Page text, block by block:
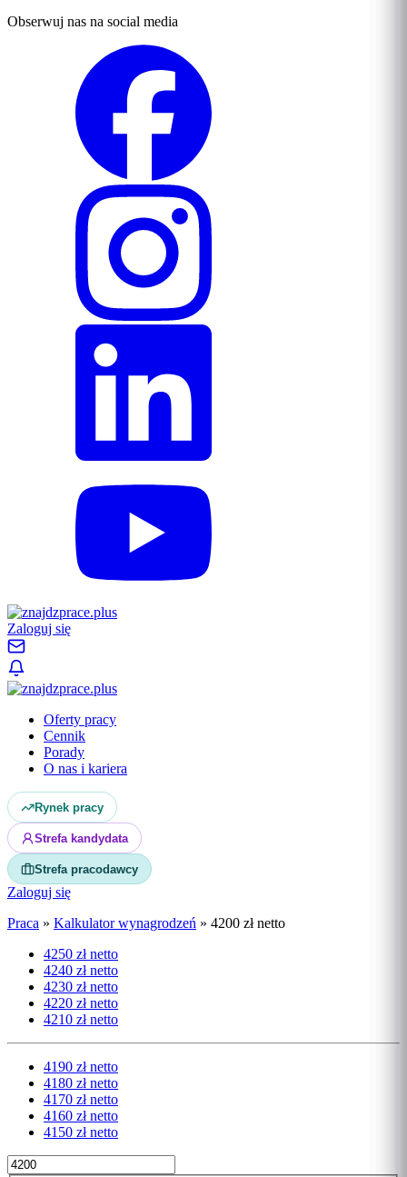
Obserwuj nas na social media
Zaloguj się
Oferty pracy
Cennik
Porady
O nas i kariera
Rynek pracy
Strefa kandydata
Strefa pracodawcy
Zaloguj się
Praca » Kalkulator wynagrodzeń » 4200 zł netto
4250 zł netto
4240 zł netto
4230 zł netto
4220 zł netto
4210 zł netto
4190 zł netto
4180 zł netto
4170 zł netto
4160 zł netto
4150 zł netto